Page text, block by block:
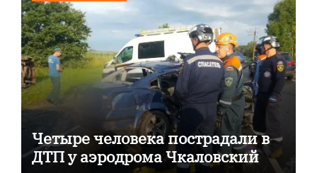
Четыре человека пострадали в
ДТП у аэродрома Чкаловский